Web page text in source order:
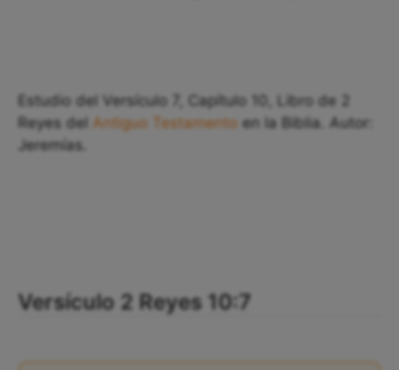
Estudio del Versículo 7, Capítulo 10, Libro de 2
Reyes del Antiguo Testamento en la Biblia. Autor:
Jeremías.
Versículo 2 Reyes 10:7